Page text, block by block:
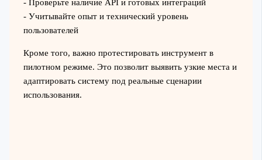
- Проверьте наличие API и готовых интеграций
- Учитывайте опыт и технический уровень
пользователей
Кроме того, важно протестировать инструмент в
пилотном режиме. Это позволит выявить узкие места и
адаптировать систему под реальные сценарии
использования.